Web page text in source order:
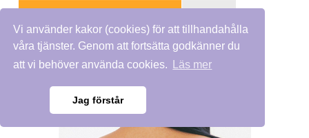
Vi använder kakor (cookies) för att tillhandahålla
våra tjänster. Genom att fortsätta godkänner du
att vi behöver använda cookies.
Läs mer
Jag förstår